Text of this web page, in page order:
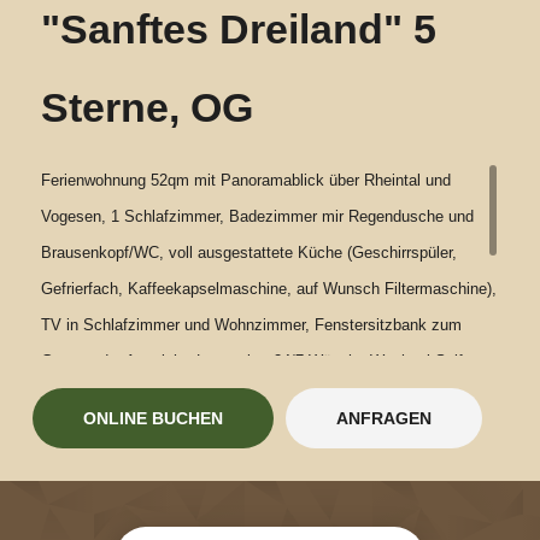
"Sanftes Dreiland" 5
Sterne, OG
Ferienwohnung 52qm mit Panoramablick über Rheintal und
Vogesen, 1 Schlafzimmer, Badezimmer mir Regendusche und
Brausenkopf/WC, voll ausgestattete Küche (Geschirrspüler,
Gefrierfach, Kaffeekapselmaschine, auf Wunsch Filtermaschine),
TV in Schlafzimmer und Wohnzimmer, Fenstersitzbank zum
Genuss der Aussicht, Leseecke, 24/7 Wäsche-Wechsel-Self-
Service (Bettwäsche, Handtücher,
Geschirrtücher).Waschmaschine und Trockner zur 24/7
ONLINE BUCHEN ANFRAGEN